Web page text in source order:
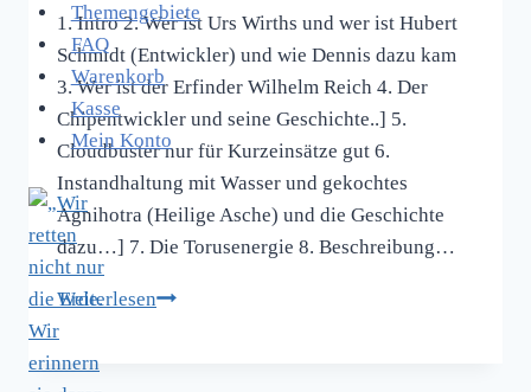
Themengebiete
FAQ
Warenkorb
Kasse
Mein Konto
1. Intro 2. Wer ist Urs Wirths und wer ist Hubert
Schmidt (Entwickler) und wie Dennis dazu kam
3. Wer ist der Erfinder Wilhelm Reich 4. Der
Chipentwickler und seine Geschichte..] 5.
Cloudbuster nur für Kurzeinsätze gut 6.
Instandhaltung mit Wasser und gekochtes
Agnihotra (Heilige Asche) und die Geschichte
dazu…] 7. Die Torusenergie 8. Beschreibung…
WeiterlesenBegrüßung,